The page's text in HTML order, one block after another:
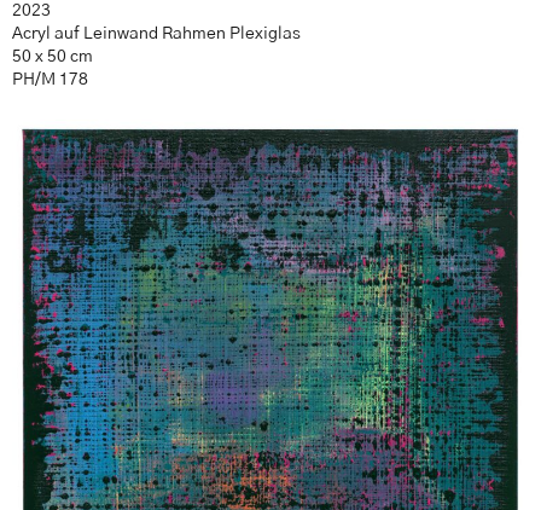
2023
Acryl auf Leinwand Rahmen Plexiglas
50 x 50 cm
PH/M 178